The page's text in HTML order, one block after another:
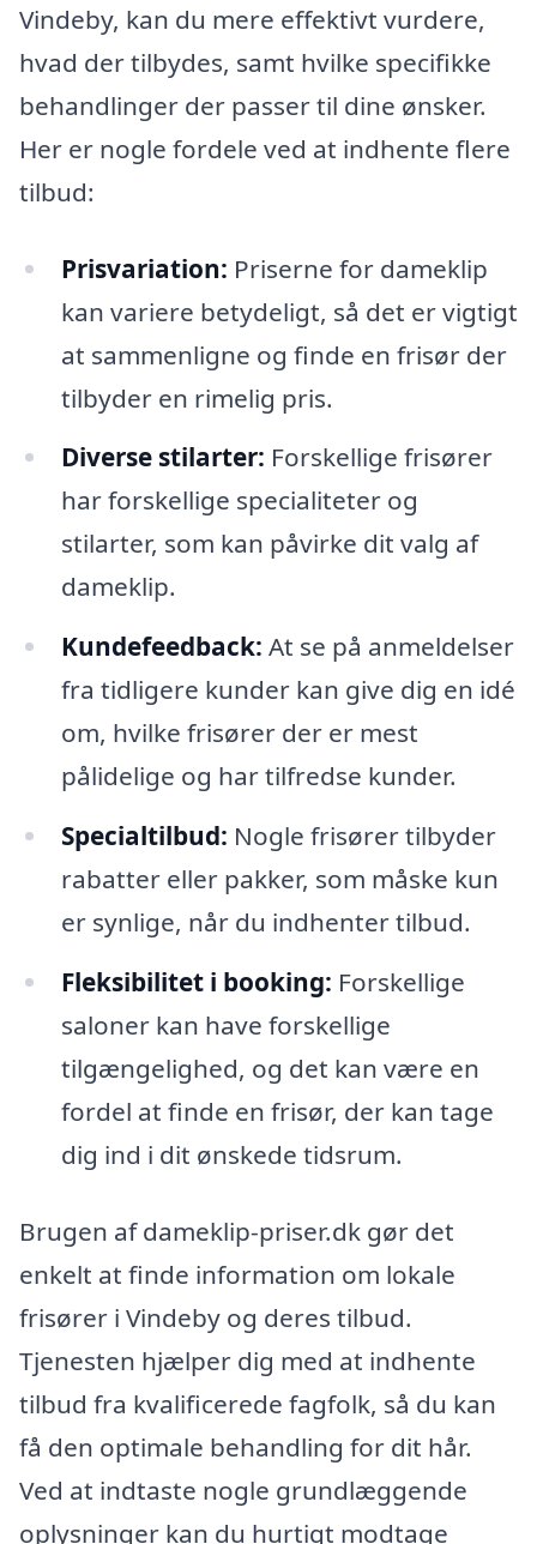
Vindeby, kan du mere effektivt vurdere,
hvad der tilbydes, samt hvilke specifikke
behandlinger der passer til dine ønsker.
Her er nogle fordele ved at indhente flere
tilbud:
Prisvariation: Priserne for dameklip
kan variere betydeligt, så det er vigtigt
at sammenligne og finde en frisør der
tilbyder en rimelig pris.
Diverse stilarter: Forskellige frisører
har forskellige specialiteter og
stilarter, som kan påvirke dit valg af
dameklip.
Kundefeedback: At se på anmeldelser
fra tidligere kunder kan give dig en idé
om, hvilke frisører der er mest
pålidelige og har tilfredse kunder.
Specialtilbud: Nogle frisører tilbyder
rabatter eller pakker, som måske kun
er synlige, når du indhenter tilbud.
Fleksibilitet i booking: Forskellige
saloner kan have forskellige
tilgængelighed, og det kan være en
fordel at finde en frisør, der kan tage
dig ind i dit ønskede tidsrum.
Brugen af dameklip-priser.dk gør det
enkelt at finde information om lokale
frisører i Vindeby og deres tilbud.
Tjenesten hjælper dig med at indhente
tilbud fra kvalificerede fagfolk, så du kan
få den optimale behandling for dit hår.
Ved at indtaste nogle grundlæggende
oplysninger kan du hurtigt modtage